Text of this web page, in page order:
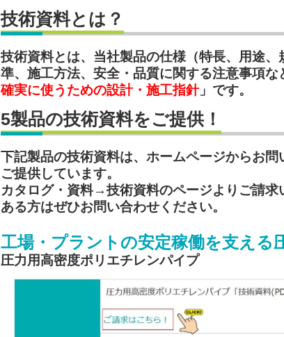
技術資料とは？
技術資料とは、当社製品の仕様（特長、用途
準、施工方法、安全・品質に関する注意事項な
確実に使うための設計・施工指針」です。
5製品の技術資料をご提供！
下記製品の技術資料は、ホームページからお
ご提供しています。
カタログ・資料→技術資料のページよりご請求
ある方はぜひお問い合わせください。
工場・プラントの安定稼働を支える
圧力用高密度ポリエチレンパイプ